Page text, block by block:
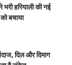
हरियाली की नई
बचाया
दिल और दिमाग